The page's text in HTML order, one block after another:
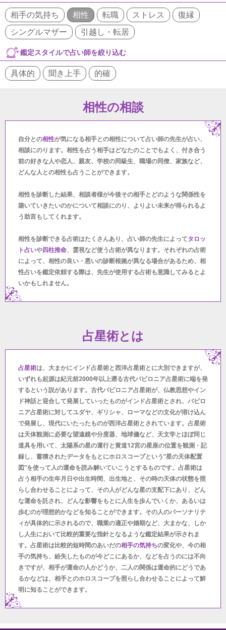
相手の気持ち 相性 転職 ストレス
復縁
シングルマザー
引越し・転居
鑑定スタイルで占い師を絞り込む
具体的 聞き上手 的確
相性の相談
自分との相性が気になる相手との相性について占い師の先生が占い、
相談にのります。相性を占う相手はどなたのことでもよく、付き合う
前の好きな人や恋人、親友、学校の同級生、職場の同僚、家族など、
どんな人との相性も占うことができます。
相性を診断した結果、相談者様が今後その相手とどのような関係性を
築いていきたいのかについて相談にのり、よりよい未来が得られるよ
う助言もしてくれます。
相性を診断できる占術はたくさんあり、占い師の先生によってタロッ
ト占いや四柱推命、霊視など使う占術が異なります。それぞれの占術
によって、相性の良い・悪いの診断根拠が異なる場合があるため、相
性占いを鑑定依頼する際は、先生が使用する占術も意識してみるとよ
いかもしれません。
占星術とは
占星術は、大まかにインド占星術と西洋占星術とに大別できますが、
いずれも起源は紀元前2000年以上遡る古代バビロニア占星術に端を発
するという説があります。古代バビロニア占星術が、仏教思想やイン
ド神話と迎合して発展していったものがインド占星術とされ、バビロ
ニア占星術に対してユダヤ、ギリシャ、ローマなどの文化が溶け込ん
で発展し、現代にいたったものが西洋占星術とされています。占星術
は天体観測に必要な望遠鏡や分度器、地球儀など、天文学とほぼ同じ
道具を用いて、太陽系の星の運行と黄道12宮の星座の位置を観測・記
録し、蓄積されたデータをもとにホロスコープという”星の天体配置
図”を使って人の運命を読み解いていこうとするものです。占星術は
占う相手の生年月日や出生時間、出生地と、その時の天体の状態を照
らし合わせることによって、その人がどんな星の支配下にあり、どん
な運命を託され、どんな影響をもとに人生を歩んでいくか、あるいは
歩むのが理想的かなどを知ることができます。その人のパーソナリテ
ィが具体的に示されるので、職業の適正や婚期など、大まかな、しか
し人生において比較的重要な指針となるような鑑定結果が示されま
す。占星術は比較的短時間のあいだの相手の気持ちの変化や、今の相
手の気持ち、紛失したものが今どこにあるか、などを占うのには不向
きですが、相手が運命の人かどうか、二人の関係は運命的にどうであ
るかなどは、相手とのホロスコープを照らし合わせることによって鮮
明に知ることができます。